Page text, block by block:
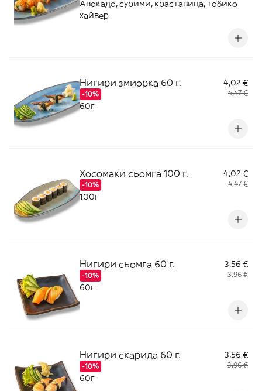
Авокадо, сурими, краставица, тобико
хайвер
Нигири змиорка 60 г.
-10%
4,02 €
4,47 €
60г
Хосомаки сьомга 100 г.
-10%
4,02 €
4,47 €
100г
Нигири сьомга 60 г.
-10%
3,56 €
3,96 €
60г
Нигири скарида 60 г.
-10%
3,56 €
3,96 €
60г